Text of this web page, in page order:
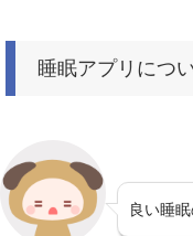
睡眠アプリにつ
良い睡